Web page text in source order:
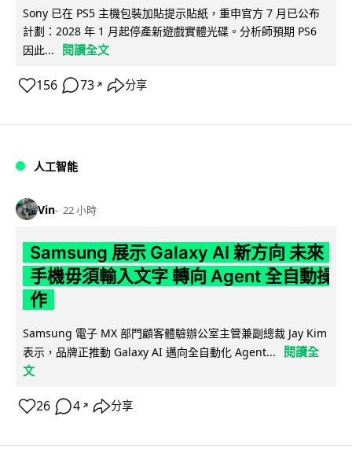
Sony 已在 PS5 主機包裝加貼提示貼紙，重申官方 7 月已公布
計劃：2028 年 1 月起停產新遊戲實體光碟。分析師預期 PS6
因此...
閱讀全文
156 73 ↗ 分享
人工智能
Vin 22 小時
Samsung 展示 Galaxy AI 新方向 未來
手機毋須輸入文字 轉向 Agent 全自動操
作
Samsung 電子 MX 部門顧客體驗辦公室主管兼副總裁 Jay Kim
表示，品牌正推動 Galaxy AI 邁向全自動化 Agent...
閱讀全
文
26 4 ↗ 分享